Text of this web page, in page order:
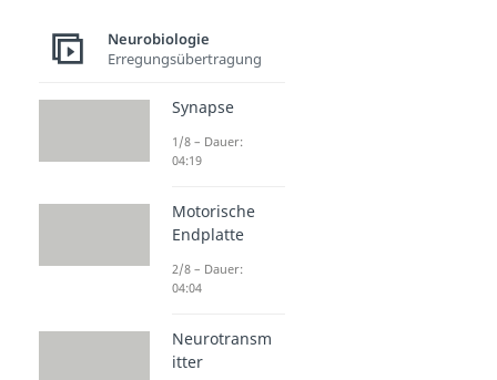
Neurobiologie
Erregungsübertragung
Synapse
1/8 – Dauer:
04:19
Motorische
Endplatte
2/8 – Dauer:
04:04
Neurotransm
itter